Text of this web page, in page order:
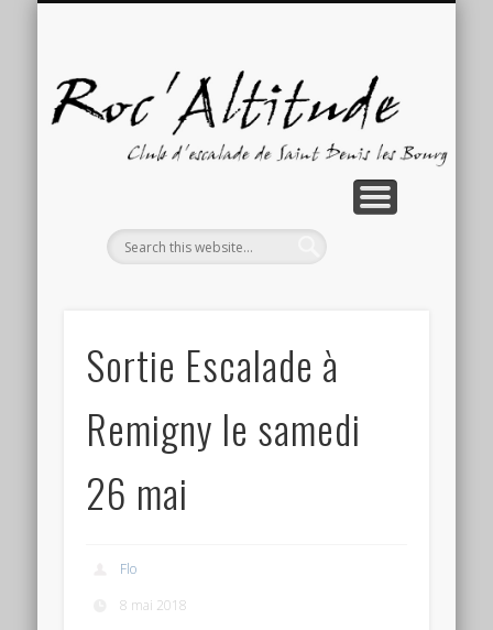
Sortie Escalade à
Remigny le samedi
26 mai
Flo
8 mai 2018